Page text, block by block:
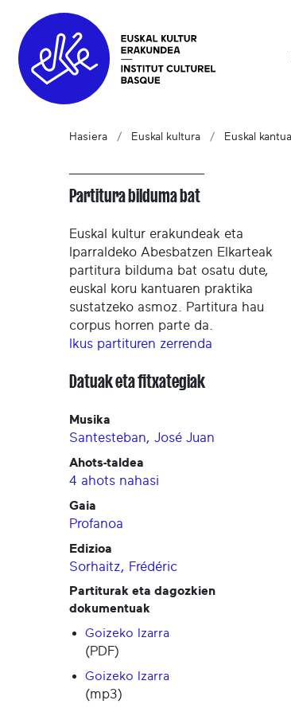
Hasiera Euskal kultura Euskal
Partitura bilduma bat
Euskal kultur erakundeak eta
Iparraldeko Abesbatzen Elkarteak
partitura bilduma bat osatu dute,
euskal koru kantuaren praktika
sustatzeko asmoz. Partitura hau
corpus horren parte da.
Ikus partituren zerrenda
Datuak eta fitxategiak
Musika
Santesteban, José Juan
Ahots-taldea
4 ahots nahasi
Gaia
Profanoa
Edizioa
Sorhaitz, Frédéric
Partiturak eta dagozkien
dokumentuak
Goizeko Izarra
(PDF)
Goizeko Izarra
(mp3)